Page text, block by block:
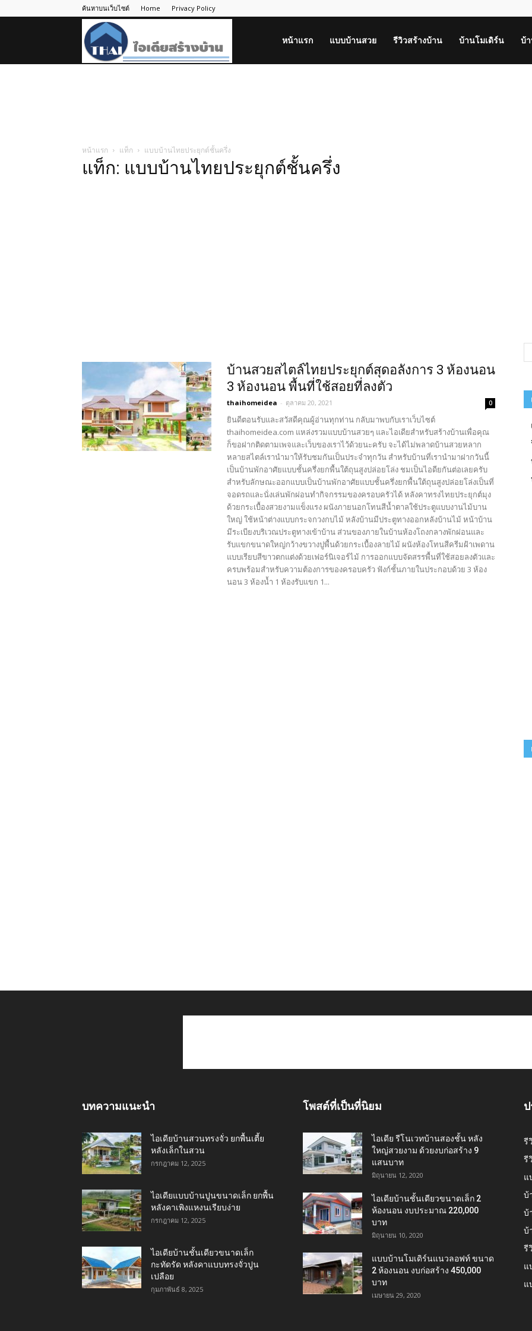
ค้นหาบนเว็บไซต์ Home Privacy Policy
หน้าแรก แบบบ้านสวย รีวิวสร้างบ้าน บ้านโมเดิร์น บ้
หน้าแรก แท็ก แบบบ้านไทยประยุกต์ชั้นครึ่ง
แท็ก: แบบบ้านไทยประยุกต์ชั้นครึ่ง
บ้านสวยสไตล์ไทยประยุกต์สุดอลังการ 3 ห้องนอน
3 ห้องนอน พื้นที่ใช้สอยที่ลงตัว
thaihomeidea - ตุลาคม 20, 2021 0
ยินดีตอนรับและสวัสดีคุณผู้อ่านทุกท่าน กลับมาพบกับเราเว็บไซต์
thaihomeidea.com แหล่งรวมแบบบ้านสวยๆ และไอเดียสำหรับสร้างบ้านเพื่อคุณ
ก็ขอฝากติดตามเพจและเว็บของเราไว้ด้วยนะครับ จะได้ไม่พลาดบ้านสวยหลาก
หลายสไตล์เรานำมาให้รับชมกันเป็นประจำทุกวัน สำหรับบ้านที่เรานำมาฝากวันนี้
เป็นบ้านพักอาศัยแบบชั้นครึ่งยกพื้นใต้ถุนสูงปล่อยโล่ง ชมเป็นไอดียกันต่อเลยครับ
สำหรับลักษณะออกแบบเป็นบ้านพักอาศัยแบบชั้นครึ่งยกพื้นใต้ถุนสูงปล่อยโล่งเป็นที่
จอดรถและนั่งเล่นพักผ่อนทำกิจกรรมของครอบครัวได้ หลังคาทรงไทยประยุกต์มุง
ด้วยกระเบื้องสวยงามแข็งแรง ผนังภายนอกโทนสีน้ำตาลใช้ประตูแบบงานไม้บาน
ใหญ่ ใช้หน้าต่างแบบกระจกวงกบไม้ หลังบ้านมีประตูทางออกหลังบ้านไม้ หน้าบ้าน
มีระเบียงบริเวณประตูทางเข้าบ้าน ส่วนของภายในบ้านห้องโถงกลางพักผ่อนและ
รับแขกขนาดใหญ่กว้างขวางปูพื้นด้วยกระเบื้องลายไม้ ผนังห้องโทนสีครีมฝ้าเพดาน
แบบเรียบสีขาวตกแต่งด้วยเฟอร์นิเจอร์ไม้ การออกแบบจัดสรรพื้นที่ใช้สอยลงตัวและ
ครบพร้อมสำหรับความต้องการของครอบครัว ฟังก์ชั้นภายในประกอบด้วย 3 ห้อง
นอน 3 ห้องน้ำ 1 ห้องรับแขก 1...
บทความแนะนำ
ไอเดียบ้านสวนทรงจั่ว ยกพื้นเตี้ย
หลังเล็กในสวน
กรกฎาคม 12, 2025
ไอเดียแบบบ้านปูนขนาดเล็ก ยกพื้น
หลังคาเพิงแหงนเรียบง่าย
กรกฎาคม 12, 2025
ไอเดียบ้านชั้นเดียวขนาดเล็ก
กะทัดรัด หลังคาแบบทรงจั่วปูน
เปลือย
กุมภาพันธ์ 8, 2025
โพสต์ที่เป็นที่นิยม
ไอเดีย รีโนเวทบ้านสองชั้น หลัง
ใหญ่สวยงาม ด้วยงบก่อสร้าง 9
แสนบาท
มิถุนายน 12, 2020
ไอเดียบ้านชั้นเดียวขนาดเล็ก 2
ห้องนอน งบประมาณ 220,000
บาท
มิถุนายน 10, 2020
แบบบ้านโมเดิร์นแนวลอฟท์ ขนาด
2 ห้องนอน งบก่อสร้าง 450,000
บาท
เมษายน 29, 2020
รี
รี
แ
บ้
บ้
บ้
รี
แ
แ